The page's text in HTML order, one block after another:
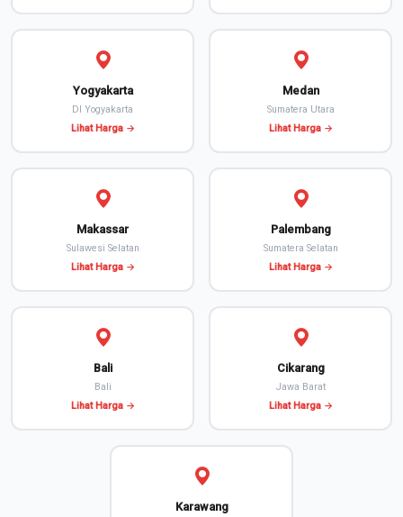
Yogyakarta
DI Yogyakarta
Lihat Harga →
Medan
Sumatera Utara
Lihat Harga →
Makassar
Sulawesi Selatan
Lihat Harga →
Palembang
Sumatera Selatan
Lihat Harga →
Bali
Bali
Lihat Harga →
Cikarang
Jawa Barat
Lihat Harga →
Karawang